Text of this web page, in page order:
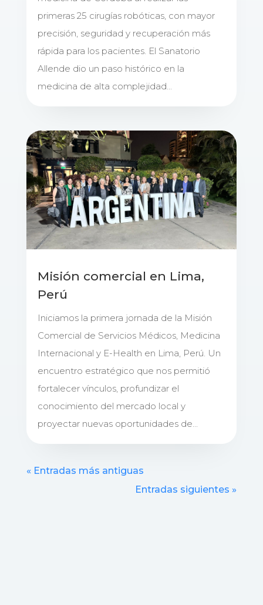
primeras 25 cirugías robóticas, con mayor
precisión, seguridad y recuperación más
rápida para los pacientes. El Sanatorio
Allende dio un paso histórico en la
medicina de alta complejidad...
Misión comercial en Lima,
Perú
Iniciamos la primera jornada de la Misión
Comercial de Servicios Médicos, Medicina
Internacional y E-Health en Lima, Perú. Un
encuentro estratégico que nos permitió
fortalecer vínculos, profundizar el
conocimiento del mercado local y
proyectar nuevas oportunidades de...
« Entradas más antiguas
Entradas siguientes »